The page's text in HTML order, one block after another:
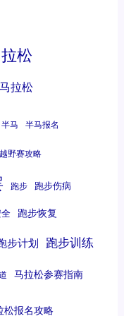
松
拉松
半马 半马报名
越野赛攻略
跑步 跑步伤病
跑步恢复
步计划 跑步训练
马拉松参赛指南
松报名攻略